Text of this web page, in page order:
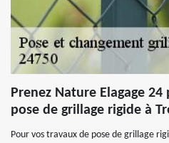
Prenez Nature Elagage
pose de grillage rigide à
Pour vos travaux de pose de grillage